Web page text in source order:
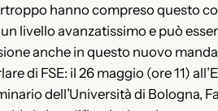
hanno compreso questo
livello avanzatissimo e può
anche in questo nuovo
di FSE: il 26 maggio (ore 11)
dell’Università di Bologna,